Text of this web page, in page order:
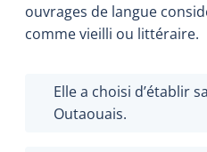
ouvrages de langue
comme vieilli ou littéraire.
Elle a choisi d’établir sa
Outaouais.